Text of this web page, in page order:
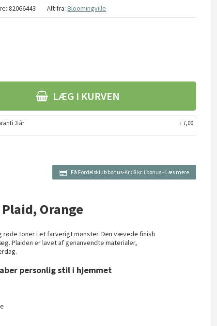
82066443 Alt fra:Bloomingville
LÆG I KURVEN
3 år +7,00
Få Fordelsklub bonus-Kr.: 8 kr. i bonus- Læs mere
Orange
røde toner i et farverigt mønster. Den vævede finish
Plaiden er lavet af genanvendte materialer,
personlig stil i hjemmet